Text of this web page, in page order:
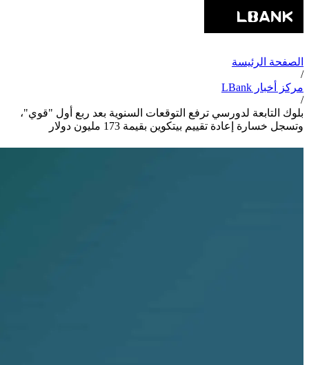
الصفحة الرئيسة
/
مركز أخبار LBank
/
بلوك التابعة لدورسي ترفع التوقعات السنوية بعد ربع أول "قوي"،
وتسجل خسارة إعادة تقييم بيتكوين بقيمة 173 مليون دولار